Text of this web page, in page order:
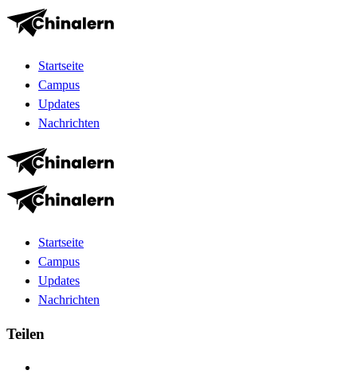
Startseite
Campus
Updates
Nachrichten
Startseite
Campus
Updates
Nachrichten
Teilen